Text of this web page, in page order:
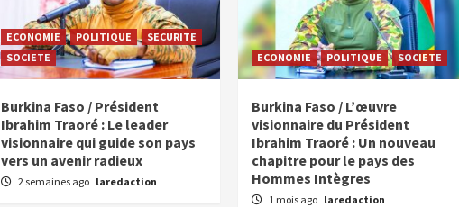
ECONOMIE POLITIQUE
SECURITE
SOCIETE
Burkina Faso / Président
Ibrahim Traoré : Le leader
visionnaire qui guide son pays
vers un avenir radieux
2 semaines ago laredaction
ECONOMIE POLITIQUE SOCIETE
Burkina Faso / L’œuvre
visionnaire du Président
Ibrahim Traoré : Un nouveau
chapitre pour le pays des
Hommes Intègres
1 mois ago laredaction